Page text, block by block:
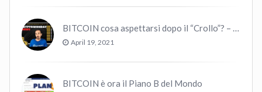
BITCOIN cosa aspettarsi dopo il “Crollo”? – CryptoMonday NEWS w16/’21
April 19, 2021
BITCOIN è ora il Piano B del Mondo